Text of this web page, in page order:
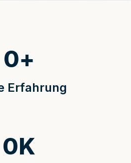
Erfahrung
0+
0K